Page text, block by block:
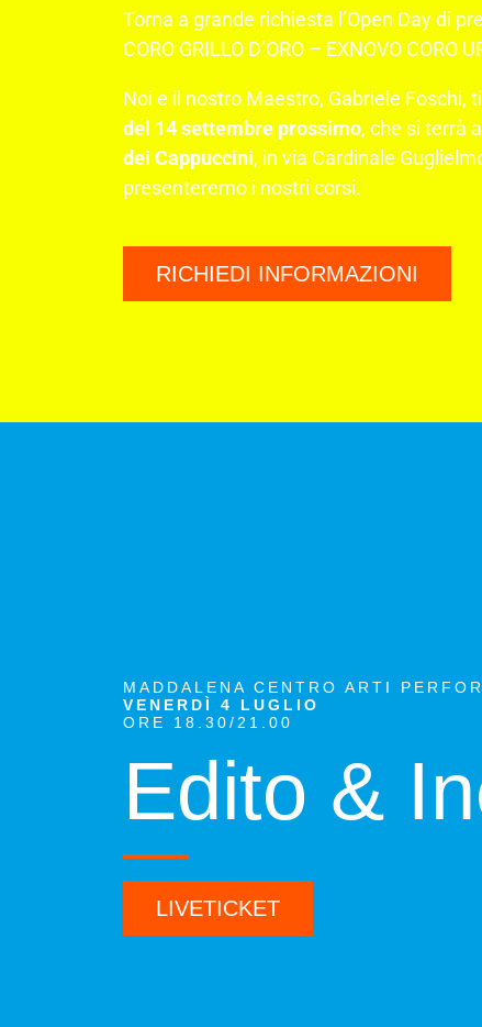
Torna a grande richiesta l’Open Day di
CORO GRILLO D’ORO – EXNOVO CORO
Noi e il nostro Maestro, Gabriele Foschi,
del 14 settembre prossimo, che si terrà
dei Cappuccini, in via Cardinale
presenteremo i nostri corsi.
RICHIEDI INFORMAZIONI
MADDALENA CENTRO ARTI
VENERDÌ 4 LUGLIO
ORE 18.30/21.00
Edito &
LIVETICKET